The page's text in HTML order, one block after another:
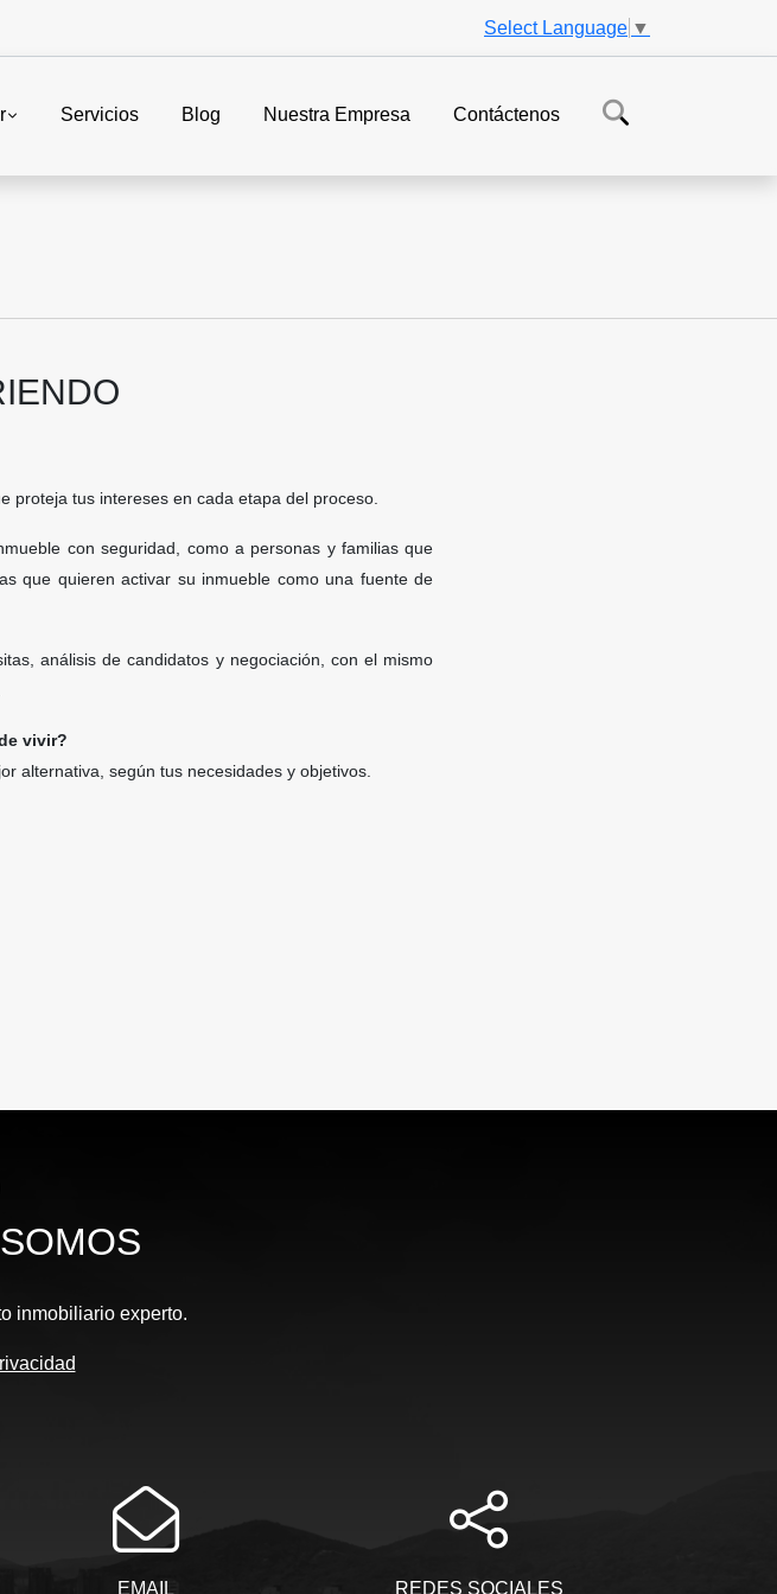
Select Language ▼
Servicios Blog Nuestra Empresa Contáctenos
proteja tus intereses en cada etapa del proceso.
con seguridad, como a personas y familias que
que quieren activar su inmueble como una fuente de
análisis de candidatos y negociación, con el mismo
vivir?
alternativa, según tus necesidades y objetivos.
inmobiliario experto.
EMAIL REDES SOCIALES